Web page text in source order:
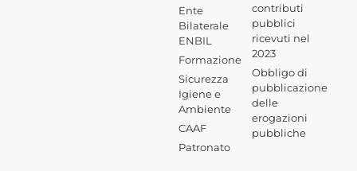
Ente
Bilaterale
ENBIL
Formazione
Sicurezza
Igiene e
Ambiente
CAAF
Patronato
contributi
pubblici
ricevuti nel
2023
Obbligo di
pubblicazione
delle
erogazioni
pubbliche